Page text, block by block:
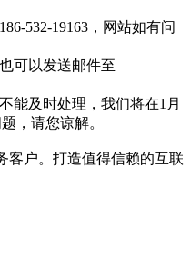
532-19163，网站如有问
可以发送邮件至
及时处理，我们将在1月
，请您谅解。
户。打造值得信赖的互联